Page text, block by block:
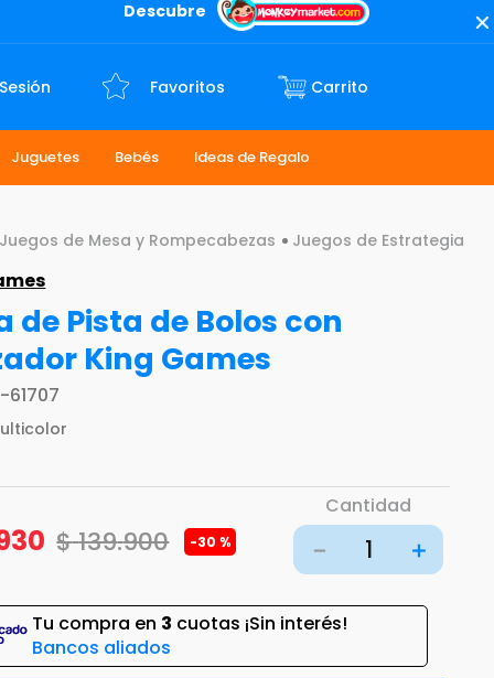
Descubre
Favoritos
Juguetes Bebés Ideas de Regalo
Juegos de Mesa y Rompecabezas Juegos de Estrategia
de Pista de Bolos con
King Games
61707
$139.900 -30 %
Cantidad
＋
－
Tu compra en 3 cuotas ¡Sin interés!
Bancos aliados